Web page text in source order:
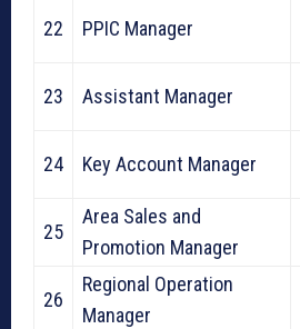
22 PPIC Manager
23 Assistant Manager
24 Key Account Manager
25
Area Sales and
Promotion Manager
26
Regional Operation
Manager